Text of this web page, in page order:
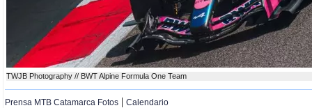
TWJB Photography // BWT Alpine Formula One Team
Prensa MTB Catamarca Fotos | Calendario